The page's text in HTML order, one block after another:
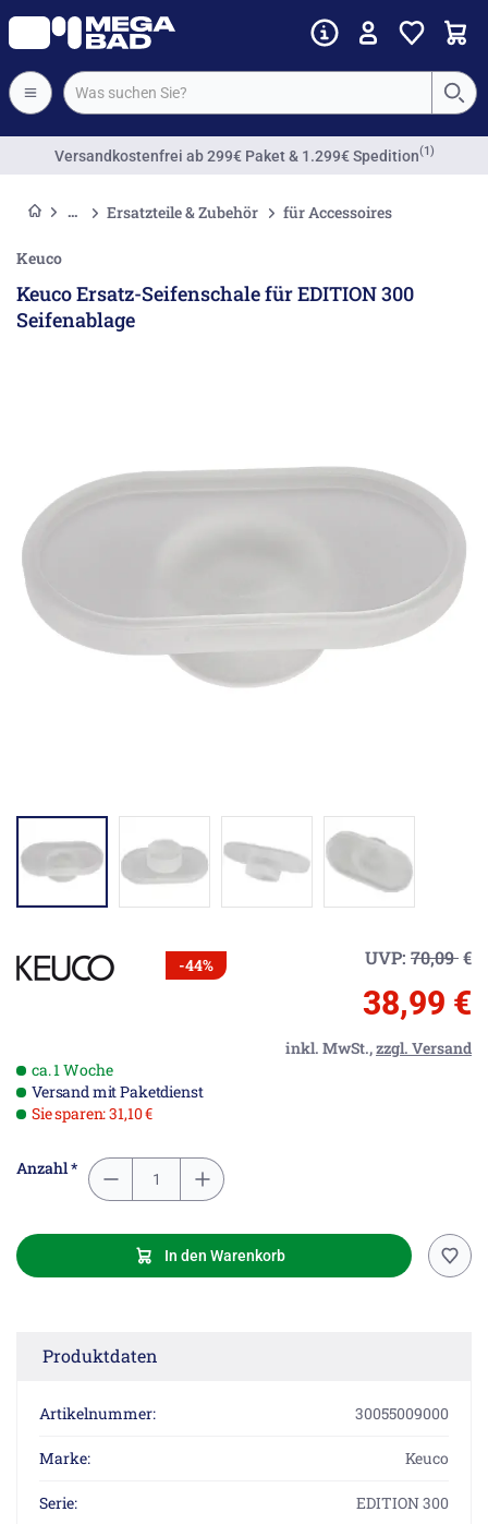
Versandkostenfrei ab 299€ Paket & 1.299€ Spedition(1)
Ersatzteile & Zubehör für Accessoires
Keuco
Keuco Ersatz-Seifenschale für EDITION 300
Seifenablage
-44% UVP: 70,09€
38,99 €
inkl. MwSt.,zzgl. Versand
ca. 1 Woche
Versand mit Paketdienst
Sie sparen: 31,10 €
Anzahl *
In den Warenkorb
Produktdaten
Artikelnummer: 30055009000
Marke: Keuco
Serie: EDITION 300